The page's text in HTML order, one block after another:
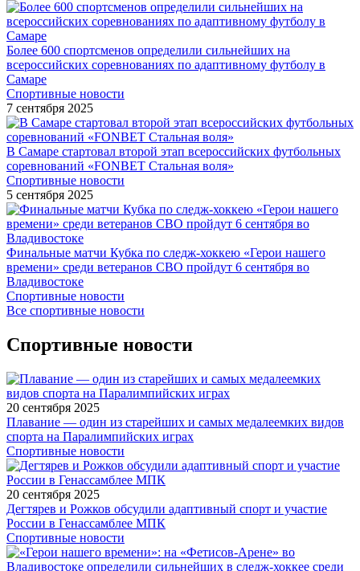
Более 600 спортсменов определили сильнейших на
всероссийских соревнованиях по адаптивному футболу в
Самаре
Спортивные новости
7 сентября 2025
В Самаре стартовал второй этап всероссийских футбольных
соревнований «FONBET Стальная воля»
Спортивные новости
5 сентября 2025
Финальные матчи Кубка по следж-хоккею «Герои нашего
времени» среди ветеранов СВО пройдут 6 сентября во
Владивостоке
Спортивные новости
Все спортивные новости
Спортивные новости
20 сентября 2025
Плавание — один из старейших и самых медалеемких видов
спорта на Паралимпийских играх
Спортивные новости
20 сентября 2025
Дегтярев и Рожков обсудили адаптивный спорт и участие
России в Генассамблее МПК
Спортивные новости